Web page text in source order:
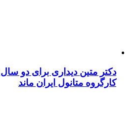
دکتر متین دیداری برای دو
کارگروه متانول ایران ماند